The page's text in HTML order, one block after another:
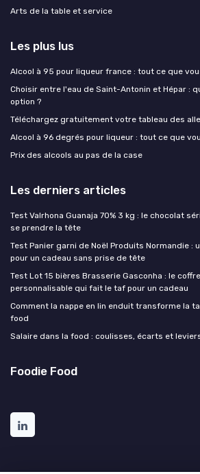
Arts de la table et service
Les plus lus
Alcool à 95 pour liqueur france : tout ce que
Choisir entre l'eau de Saint-Antonin et Hépar :
option ?
Téléchargez gratuitement votre tableau des
Alcool à 96 degrés pour liqueur : tout ce que
Prix des alcools au pas de la case
Les derniers articles
Test Valrhona Guanaja 70% 3 kg : le chocolat
se prendre la tête
Test Panier garni de Noël Produits Normandie :
pour un cadeau sans prise de tête
Test Lot 15 bières Brasserie Gasconha : le
personnalisable qui fait le taf pour un cadeau
Comment la nappe en lin enduit transforme la
food
Salaire dans la food : coulisses, écarts et
Foodie Food